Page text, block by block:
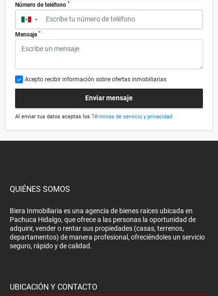
Número de teléfono *
▼
Mensaje *
Acepto recibir información sobre ofertas inmobiliarias
Enviar mensaje
Al enviar tus datos aceptas los Términos de servicio y privacidad
QUIÉNES SOMOS
Biera Inmobiliaria es una agencia de bienes raíces ubicada en
Pachuca Hidalgo, que ofrece a las personas la oportunidad de
adquirir, vender o rentar sus propiedades (casas, terrenos,
departamentos) de manera profesional, ofreciéndoles un servicio
seguro, rápido y de calidad.
UBICACIÓN Y CONTACTO